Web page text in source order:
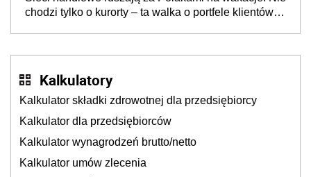
chodzi tylko o kurorty – ta walka o portfele klientów
Kalkulatory
Kalkulator składki zdrowotnej dla przedsiębiorcy
Kalkulator dla przedsiębiorców
Kalkulator wynagrodzeń brutto/netto
Kalkulator umów zlecenia